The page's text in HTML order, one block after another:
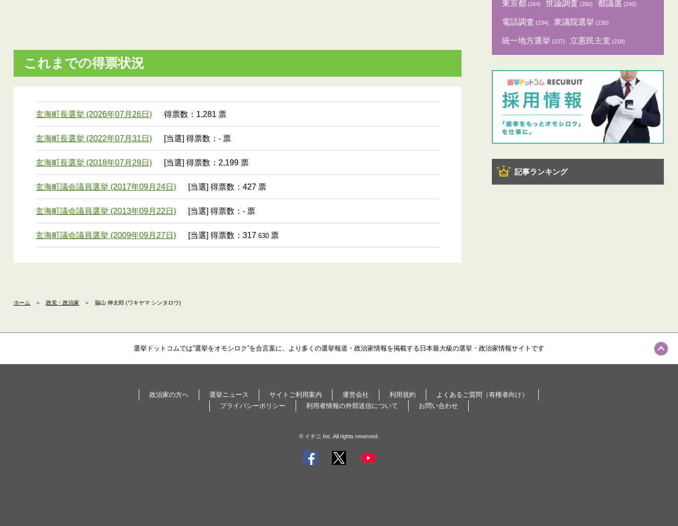
これまでの得票状況
玄海町長選挙 (2026年07月26日) 得票数：1,281 票
玄海町長選挙 (2022年07月31日) [当選] 得票数：- 票
玄海町長選挙 (2018年07月29日) [当選] 得票数：2,199 票
玄海町議会議員選挙 (2017年09月24日) [当選] 得票数：427 票
玄海町議会議員選挙 (2013年09月22日) [当選] 得票数：- 票
玄海町議会議員選挙 (2009年09月27日) [当選] 得票数：317.630 票
東京都 (264) 世論調査 (260) 都議選 (240)
電話調査 (234) 衆議院選挙 (230)
統一地方選挙 (227) 立憲民主党 (218)
記事ランキング
ホーム ＞ 政党・政治家 ＞ 脇山 伸太郎 (ワキヤマ シンタロウ)
選挙ドットコムでは”選挙をオモシロク”を合言葉に、より多くの選挙報道・政治家情報を掲載する日本最大級の選挙・政治家情報サイトです
政治家の方へ 選挙ニュース サイトご利用案内 運営会社 利用規約
よくあるご質問（有権者向け）
プライバシーポリシー
利用者情報の外部送信について お問い合わせ
© イチニ Inc. All rights reserved.